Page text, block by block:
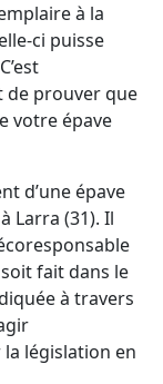
à la
ci puisse
de prouver que
votre épave
d’une épave
Larra (31). Il
fait dans le
à travers
législation en